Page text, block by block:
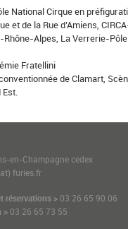
National Cirque en
et de la Rue d’Amiens,
Alpes, La Verrerie-
Fratellini
de Clamart,
Est.
en-Champagne cedex
furies.fr
réservations > 03 26 65 90 06
> 03 26 65 73 55